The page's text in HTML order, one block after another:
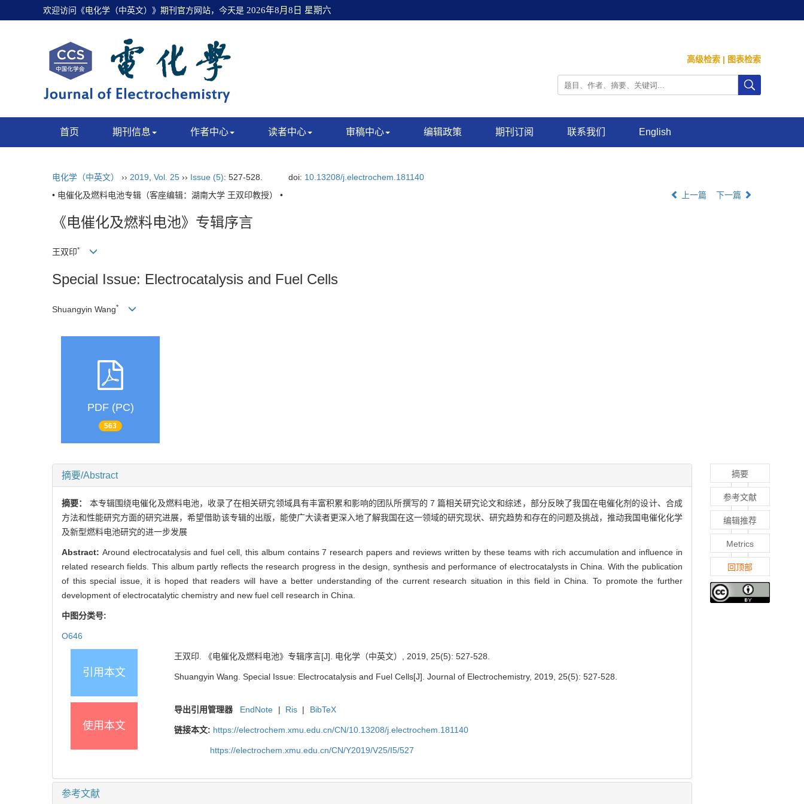
欢迎访问《电化学（中英文）》期刊官方网站，今天是 2026年8月8日 星期六
高级检索 | 图表检索
首页 期刊信息 作者中心 读者中心 审稿中心 编辑政策 期刊订阅 联系我们 English
电化学（中英文） ›› 2019 Vol. 25 ›› Issue (5): 527-528. doi: 10.13208/j.electrochem.181140
• 电催化及燃料电池专辑（客座编辑：湖南大学 王双印教授） •
上一篇 下一篇
《电催化及燃料电池》专辑序言
王双印*
Special Issue: Electrocatalysis and Fuel Cells
Shuangyin Wang*
PDF (PC)
563
摘要/Abstract
摘要： 本专辑围绕电催化及燃料电池，收录了在相关研究领域具有丰富积累和影响的团队所撰写的 7 篇相关研究论文和综述，部分反映了我国在电催化剂的设计、合成
方法和性能研究方面的研究进展，希望借助该专辑的出版，能使广大读者更深入地了解我国在这一领域的研究现状、研究趋势和存在的问题及挑战，推动我国电催化化学
及新型燃料电池研究的进一步发展
Abstract: Around electrocatalysis and fuel cell, this album contains 7 research papers and reviews written by these teams with rich accumulation and influence in
related research fields. This album partly reflects the research progress in the design, synthesis and performance of electrocatalysts in China. With the publication
of this special issue, it is hoped that readers will have a better understanding of the current research situation in this field in China. To promote the further
development of electrocatalytic chemistry and new fuel cell research in China.
中图分类号:
O646
引用本文
王双印. 《电催化及燃料电池》专辑序言[J]. 电化学（中英文）, 2019, 25(5): 527-528.
Shuangyin Wang. Special Issue: Electrocatalysis and Fuel Cells[J]. Journal of Electrochemistry, 2019, 25(5): 527-528.
使用本文
导出引用管理器 EndNote | Ris | BibTeX
链接本文: https://electrochem.xmu.edu.cn/CN/10.13208/j.electrochem.181140
https://electrochem.xmu.edu.cn/CN/Y2019/V25/I5/527
参考文献
摘要
参考文献
编辑推荐
Metrics
回顶部